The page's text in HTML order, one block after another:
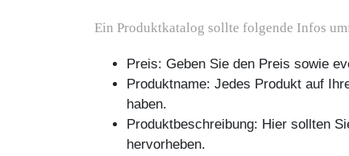
Ein Produktkatalog sollte folgende Infos
Preis: Geben Sie den Preis sowie
Produktname: Jedes Produkt auf
haben.
Produktbeschreibung: Hier sollten
hervorheben.